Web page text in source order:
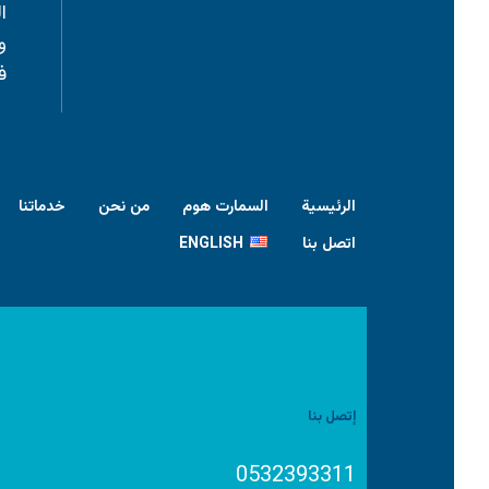
الرئيسية السمارت هوم من نحن
خدماتنا
اتصل بنا
ENGLISH
إتصل بنا
0532393311